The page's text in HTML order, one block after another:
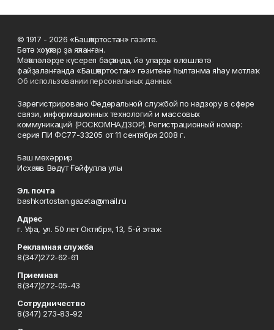
© 1917 - 2026 «Башҡортостан» гәзите.
Бөтә хоҡуҡтар ҙа яҡланған.
Мәҡәләләрҙе күсереп баҫҡанда, йә уларҙы өлөшләтә
файҙаланғанда «Башҡортостан» гәзитенә һылтанма яһау мотлаҡ.
Об использовании персональных данных
Зарегистрировано Федеральной службой по надзору в сфере
связи, информационных технологий и массовых
коммуникаций (РОСКОМНАДЗОР). Регистрационный номер:
серия ПИ ФС77-33205 от 11 сентября 2008 г.
Баш мөхәррир
Исхаҡов Вәдүт Ғәйфулла улы
Эл. почта
bashkortostan.gazeta@mail.ru
Адрес
г. Уфа, ул. 50 лет Октября, 13, 5-й этаж
Рекламная служба
8(347)272-62-61
Приемная
8(347)272-05-43
Сотрудничество
8(347) 273-83-92